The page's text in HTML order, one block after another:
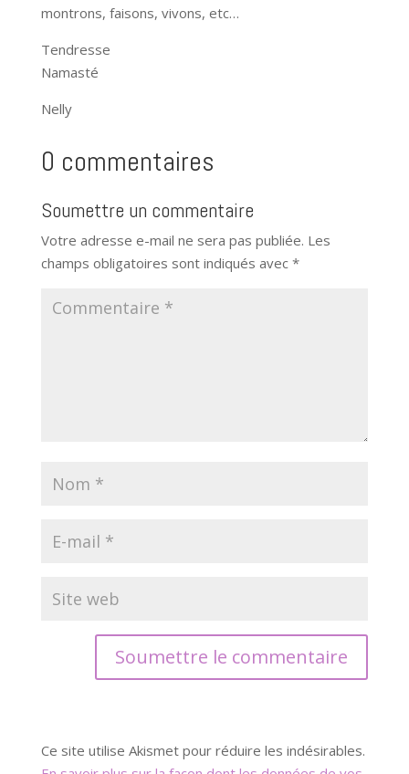
montrons, faisons, vivons, etc…
Tendresse
Namasté
Nelly
0 commentaires
Soumettre un commentaire
Votre adresse e-mail ne sera pas publiée. Les
champs obligatoires sont indiqués avec *
Soumettre le commentaire
Ce site utilise Akismet pour réduire les indésirables.